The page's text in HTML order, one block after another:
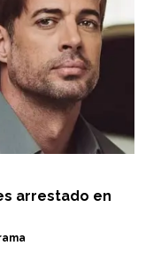
arrestado en